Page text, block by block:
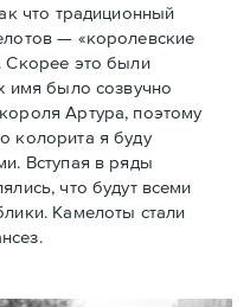
что традиционный
— «королевские
Скорее это были
имя было созвучно
Артура, поэтому
колорита я буду
Вступая в ряды
что будут всеми
Камелоты стали